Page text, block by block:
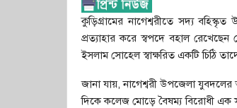
কুড়িগ্রামের নাগেশ্বরীতে সদ্য
প্রত্যাহার করে স্বপদে বহাল রেখেছেন
ইসলাম সোহেল স্বাক্ষরিত একটি চিঠি
জানা যায়, নাগেশ্বরী উপজেলা
দিকে কলেজ মোড়ে বৈষম্য বিরোধী এক